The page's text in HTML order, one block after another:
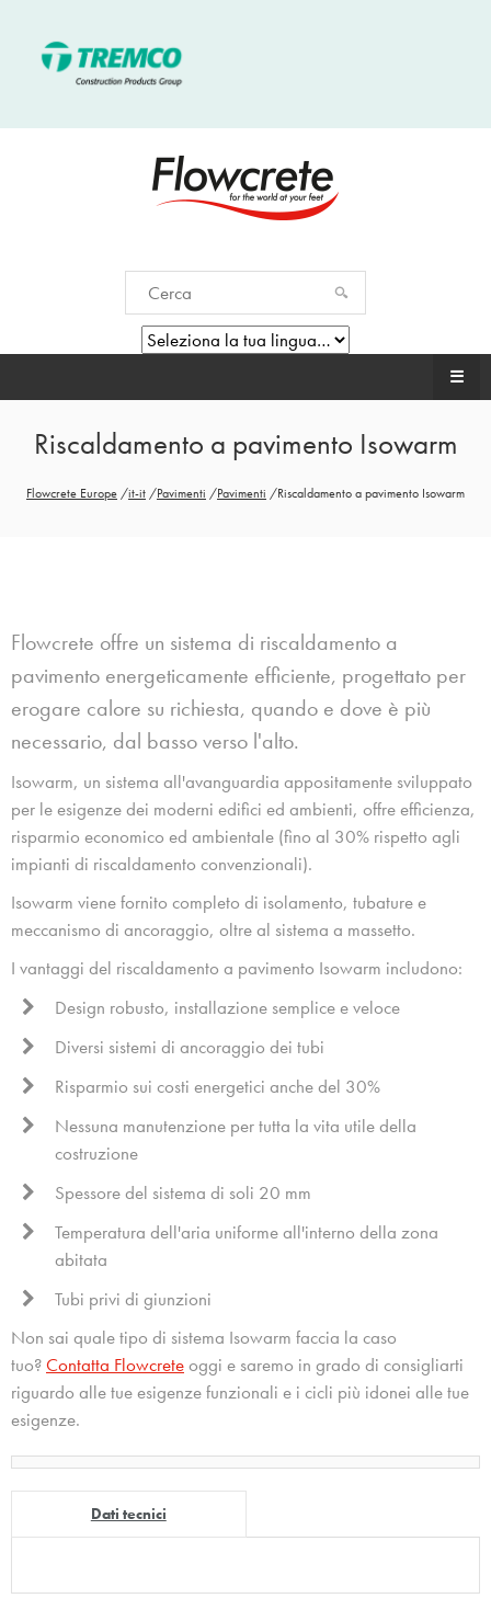
☰
Riscaldamento a pavimento Isowarm
Flowcrete Europe /it-it /Pavimenti /Pavimenti /Riscaldamento a pavimento Isowarm
Flowcrete offre un sistema di riscaldamento a
pavimento energeticamente efficiente, progettato per
erogare calore su richiesta, quando e dove è più
necessario, dal basso verso l'alto.
Isowarm, un sistema all'avanguardia appositamente sviluppato
per le esigenze dei moderni edifici ed ambienti, offre efficienza,
risparmio economico ed ambientale (fino al 30% rispetto agli
impianti di riscaldamento convenzionali).
Isowarm viene fornito completo di isolamento, tubature e
meccanismo di ancoraggio, oltre al sistema a massetto.
I vantaggi del riscaldamento a pavimento Isowarm includono:
Design robusto, installazione semplice e veloce
Diversi sistemi di ancoraggio dei tubi
Risparmio sui costi energetici anche del 30%
Nessuna manutenzione per tutta la vita utile della
costruzione
Spessore del sistema di soli 20 mm
Temperatura dell'aria uniforme all'interno della zona
abitata
Tubi privi di giunzioni
Non sai quale tipo di sistema Isowarm faccia la caso
tuo?Contatta Flowcreteoggi e saremo in grado di consigliarti
riguardo alle tue esigenze funzionali e i cicli più idonei alle tue
esigenze.
Dati tecnici